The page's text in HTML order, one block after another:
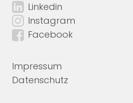
Linkedin
Instagram
Facebook
Impressum
Datenschutz